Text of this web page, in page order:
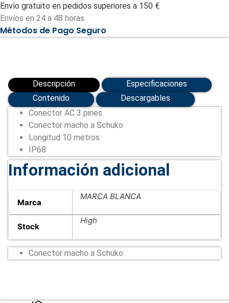
Macho
a
Schuko
(BC01-
AC-
Envío gratuito en pedidos superiores a 150 €
Envíos en 24 a 48 horas.
Métodos de Pago Seguro
Descripción
Especificaciones
Contenido
Descargables
Conector AC 3 pines
Conector macho a Schuko
Longitud 10 metros
IP68
Información adicional
Marca
MARCA BLANCA
Stock
High
Conector macho a Schuko